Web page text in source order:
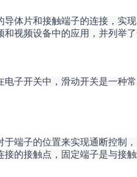
体片和接触端子的连接，实
视频设备中的应用，并列举了
子开关中，滑动开关是一种
端子的位置来实现通断控制
的接触点，固定端子是与接触